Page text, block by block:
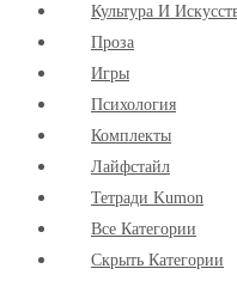
Культура И
Проза
Игры
Психология
Комплекты
Лайфстайл
Тетради Kumon
Все Категории
Скрыть Категории